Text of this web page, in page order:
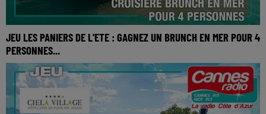
JEU LES PANIERS DE L'ETE : GAGNEZ UN BRUNCH EN MER POUR 4
PERSONNES...